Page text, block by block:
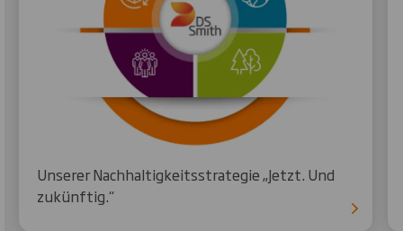
Unserer Nachhaltigkeitsstrategie „Jetzt. Und
zukünftig.“